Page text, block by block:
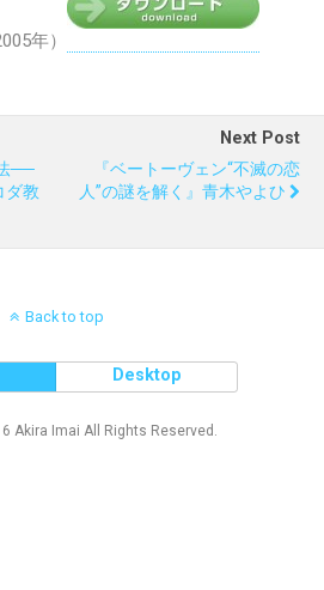
年）
──
ダ教
Next Post
『ベートーヴェン“不滅の恋
人”の謎を解く』青木やよひ
Back to top
Desktop
Akira Imai All Rights Reserved.